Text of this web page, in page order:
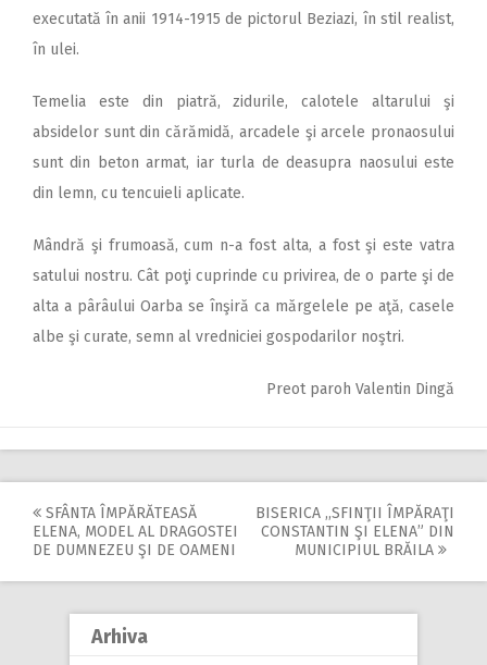
executată în anii 1914-1915 de pictorul Beziazi, în stil realist,
în ulei.
Temelia este din piatră, zidurile, calotele altarului şi
absidelor sunt din cărămidă, arcadele şi arcele pronaosului
sunt din beton armat, iar turla de deasupra naosului este
din lemn, cu tencuieli aplicate.
Mândră şi frumoasă, cum n-a fost alta, a fost şi este vatra
satului nostru. Cât poţi cuprinde cu privirea, de o parte şi de
alta a pârâului Oarba se înşiră ca mărgelele pe aţă, casele
albe şi curate, semn al vredniciei gospodarilor noştri.
Preot paroh Valentin Dingă
Post
navigation
SFÂNTA ÎMPĂRĂTEASĂ
ELENA, MODEL AL DRAGOSTEI
DE DUMNEZEU ŞI DE OAMENI
BISERICA ,,SFINŢII ÎMPĂRAŢI
CONSTANTIN ŞI ELENA” DIN
MUNICIPIUL BRĂILA
Arhiva